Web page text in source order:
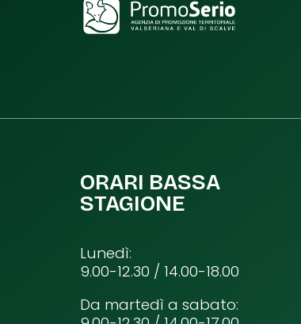
ORARI BASSA
STAGIONE
Lunedì:
9.00-12.30 / 14.00-18.00
Da martedì a sabato: